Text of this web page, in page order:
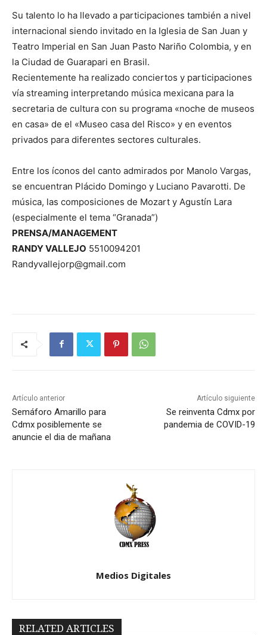
Su talento lo ha llevado a participaciones también a nivel
internacional siendo invitado en la Iglesia de San Juan y
Teatro Imperial en San Juan Pasto Nariño Colombia, y en
la Ciudad de Guarapari en Brasil.
Recientemente ha realizado conciertos y participaciones
vía streaming interpretando música mexicana para la
secretaria de cultura con su programa «noche de museos
en casa» de el «Museo casa del Risco» y en eventos
privados para diferentes sectores culturales.
Entre los íconos del canto admirados por Manolo Vargas,
se encuentran Plácido Domingo y Luciano Pavarotti. De
música, las composiciones de Mozart y Agustín Lara
(especialmente el tema “Granada”)
PRENSA/MANAGEMENT
RANDY VALLEJO 5510094201
Randyvallejorp@gmail.com
Artículo anterior
Semáforo Amarillo para
Cdmx posiblemente se
anuncie el dia de mañana
Artículo siguiente
Se reinventa Cdmx por
pandemia de COVID-19
Medios Digitales
RELATED ARTICLES